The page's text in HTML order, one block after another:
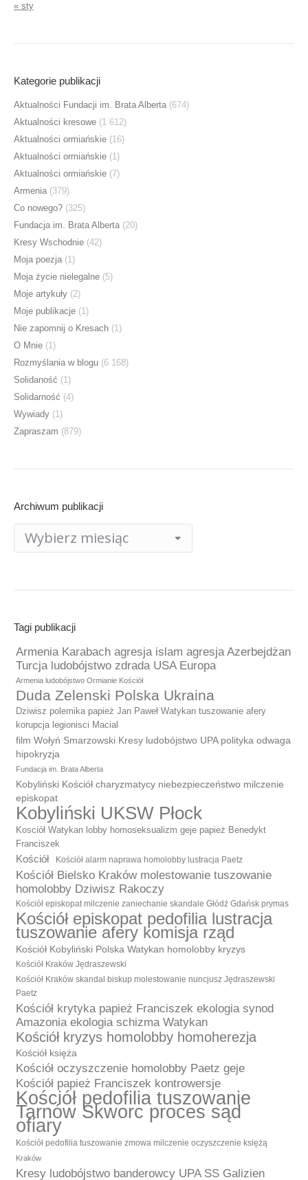
« sty
Kategorie publikacji
Aktualności Fundacji im. Brata Alberta (674)
Aktualności kresowe (1 612)
Aktualności ormiańskie (16)
Aktualności ormiańskie (1)
Aktualności ormiańskie (7)
Armenia (379)
Co nowego? (325)
Fundacja im. Brata Alberta (20)
Kresy Wschodnie (42)
Moja poezja (1)
Moja życie nielegalne (5)
Moje artykuły (2)
Moje publikacje (1)
Nie zapomnij o Kresach (1)
O Mnie (1)
Rozmyślania w blogu (6 168)
Solidaność (1)
Solidarność (4)
Wywiady (1)
Zapraszam (879)
Archiwum publikacji
publikacji
Tagi publikacji
Armenia Karabach agresja islam agresja Azerbejdżan
Turcja ludobójstwo zdrada USA Europa
Armenia ludobójstwo Ormianie Kościół
Duda Zelenski Polska Ukraina
Dziwisz polemika papież Jan Paweł Watykan tuszowanie afery
korupcja legionisci Macial
film Wołyń Smarzowski Kresy ludobójstwo UPA polityka odwaga
hipokryzja
Fundacja im. Brata Alberta
Kobyliński Kościół charyzmatycy niebezpieczeństwo milczenie
episkopat
Kobyliński UKSW Płock
Kosciół Watykan lobby homoseksualizm geje papież Benedykt
Franciszek
Kościół Kościół alarm naprawa homolobby lustracja Paetz
Kościół Bielsko Kraków molestowanie tuszowanie
homolobby Dziwisz Rakoczy
Kościół episkopat milczenie zaniechanie skandale Głódź Gdańsk prymas
Kościół episkopat pedofilia lustracja
tuszowanie afery komisja rząd
Kościół Kobyliński Polska Watykan homolobby kryzys
Kościół Kraków Jędraszewski
Kościół Kraków skandal biskup molestowanie nuncjusz Jędraszewski
Paetz
Kościół krytyka papież Franciszek ekologia synod
Amazonia ekologia schizma Watykan
Kościół kryzys homolobby homoherezja
Kościół księża
Kościół oczyszczenie homolobby Paetz geje
Kościół papież Franciszek kontrowersje
Kościół pedofilia tuszowanie
Tarnów Skworc proces sąd
ofiary
Kościół pedofilia tuszowanie zmowa milczenie oczyszczenie księżą
Kraków
Kresy ludobójstwo banderowcy UPA SS Galizien